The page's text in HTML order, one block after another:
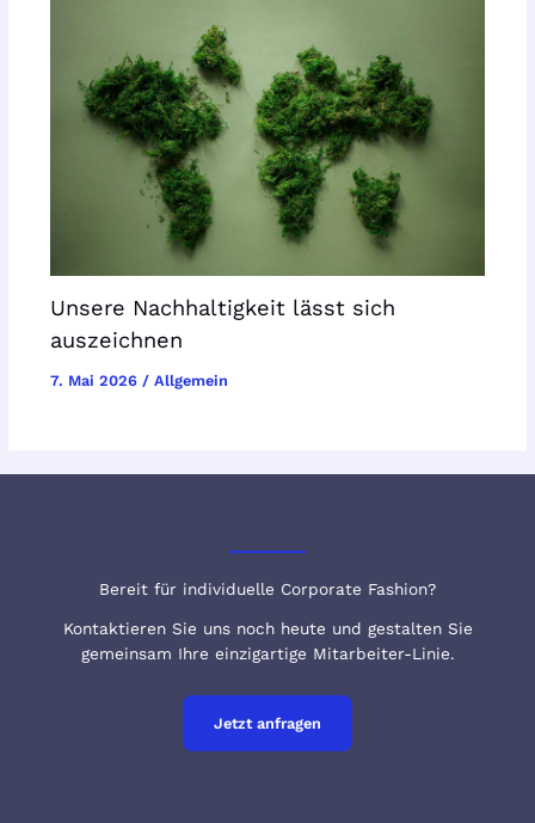
Unsere Nachhaltigkeit lässt sich
auszeichnen
7. Mai 2026 / Allgemein
Bereit für individuelle Corporate Fashion?
Kontaktieren Sie uns noch heute und gestalten Sie
gemeinsam Ihre einzigartige Mitarbeiter-Linie.
Jetzt anfragen